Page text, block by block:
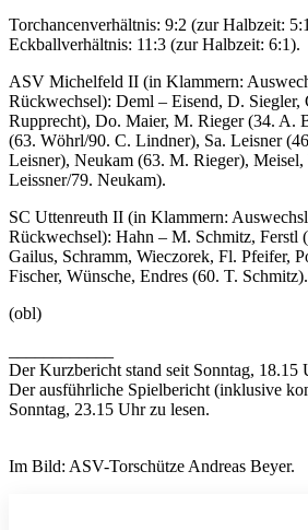
Torchancenverhältnis: 9:2 (zur Halbzeit:
Eckballverhältnis: 11:3 (zur Halbzeit: 6:1).
ASV Michelfeld II (in Klammern:
Rückwechsel): Deml – Eisend, D.
Rupprecht), Do. Maier, M. Rieger (34. A.
(63. Wöhrl/90. C. Lindner), Sa. Leisner
Leisner), Neukam (63. M. Rieger),
Leissner/79. Neukam).
SC Uttenreuth II (in Klammern:
Rückwechsel): Hahn – M. Schmitz, Ferstl
Gailus, Schramm, Wieczorek, Fl. Pfeifer,
Fischer, Wünsche, Endres (60. T. Schmitz).
(obl)
Der Kurzbericht stand seit Sonntag, 18.15
Der ausführliche Spielbericht (inklusive
Sonntag, 23.15 Uhr zu lesen.
Im Bild: ASV-Torschütze Andreas Beyer.